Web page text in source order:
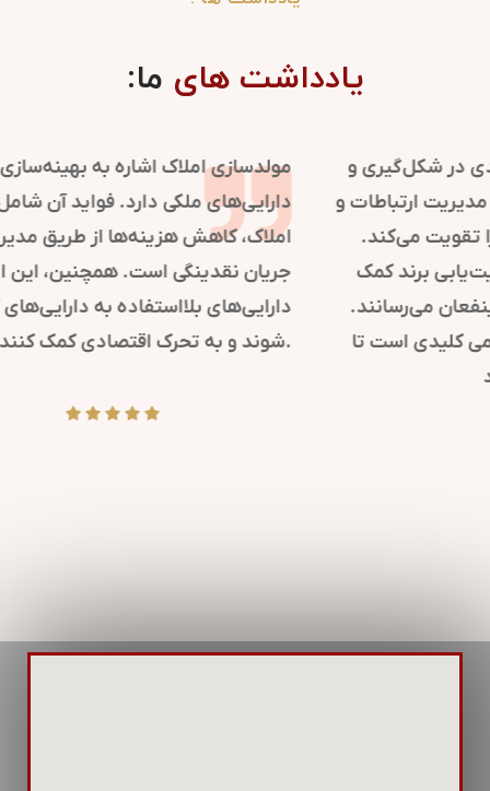
یادداشت های ما:
روابط عمومی در سازمان‌ها نقش کلیدی در شکل‌گیری و
حفظ تصویر مثبت دارد. این فرایند با مدیریت ارتباطات و
اطلاع‌رسانی، اعتماد و شهرت سازمان را تقویت می‌کند.
استراتژی‌های روابط عمومی به موقعیت‌یابی برند کمک
کرده و پیام‌های مهم سازمانی را به ذینفعان می‌رسانند.
همچنین، در مواقع بحران، روابط عمومی کلیدی است تا